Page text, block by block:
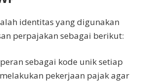
identitas yang digunakan
perpajakan sebagai berikut:
sebagai kode unik setiap
pekerjaan pajak agar